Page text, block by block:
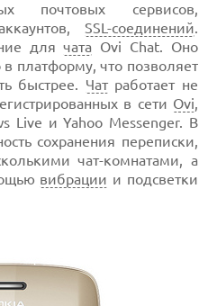
почтовых сервисов,
SSL-соединений.
длячата Ovi Chat. Оно
платформу, что позволяет
быстрее. Чатработает не
в сети Ovi,
Live и Yahoo Messenger. В
сохранения переписки,
чат-комнатами, а
вибрации и подсветки